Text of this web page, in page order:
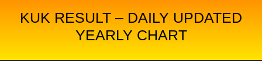
KUK RESULT – DAILY UPDATED
YEARLY CHART